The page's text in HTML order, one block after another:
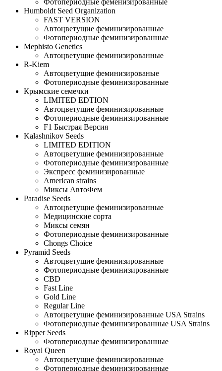
Фотопериодные феменизированные
Humboldt Seed Organization
FAST VERSION
Автоцветущие феминизированные
Фотопериодные феминизированные
Mephisto Genetics
Автоцветущие феминизированные
R-Kiem
Автоцветущие феминизированые
Фотопериодные феминизированные
Крымские семечки
LIMITED EDTION
Автоцветущие феминизированные
Фотопериодные феминизированные
F1 Быстрая Версия
Kalashnikov Seeds
LIMITED EDITION
Автоцветущие феминизированные
Фотопериодные феминизированные
Экспресс феминизированные
American strains
Миксы АвтоФем
Paradise Seeds
Автоцветущие феминизированные
Медицинские сорта
Миксы семян
Фотопериодные феминизированные
Chongs Choice
Pyramid Seeds
Автоцветущие феминизированные
Фотопериодные феминизированные
CBD
Fast Line
Gold Line
Regular Line
Автоцветущие феминизированные USA Strains
Фотопериодные феминизированные USA Strains
Ripper Seeds
Фотопериодные феминизированные
Royal Queen
Автоцветущие феминизированные
Фотопериодные феминизированные